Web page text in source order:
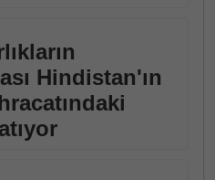
Hindistan'ın